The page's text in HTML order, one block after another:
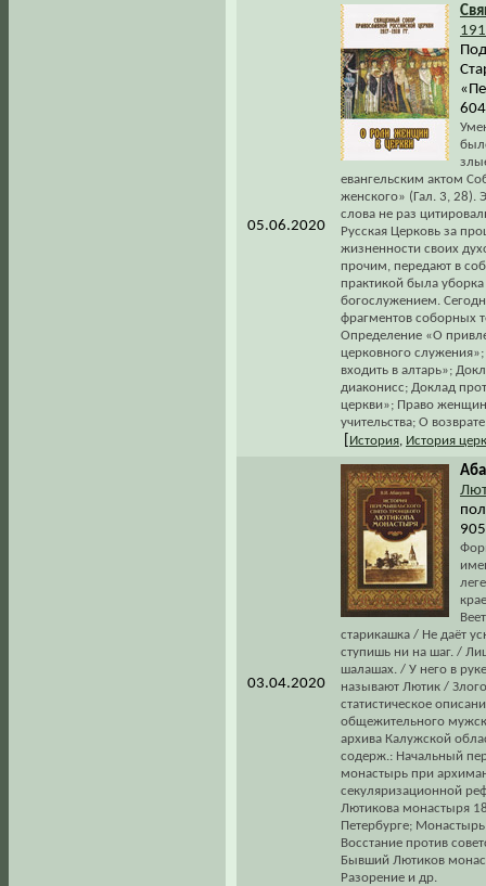
05.06.2020
евангельским актом
женского» (Гал. 3, 28).
слова не раз
Русская Церковь за
жизненности своих
прочим, передают в
практикой была
богослужением.
фрагментов соборных
Определение «О
церковного
входить в алтарь»;
диаконисс; Доклад
церкви»; Право
учительства; О
История История
03.04.2020
старикашка / Не даёт
ступишь ни на шаг. /
шалашах. / У него в
называют Лютик /
статистическое
общежительного
архива Калужской
содерж.: Начальный
монастырь при
секуляризационной
Лютикова монастыря
Петербурге;
Восстание против
Бывший Лютиков
Разорение и др.